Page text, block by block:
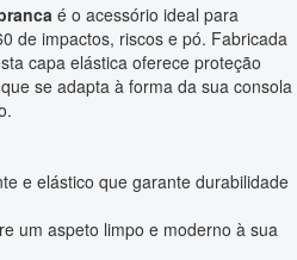
é o acessório ideal para
de impactos, riscos e pó. Fabricada
capa elástica oferece proteção
se adapta à forma da sua consola
e elástico que garante durabilidade
um aspeto limpo e moderno à sua